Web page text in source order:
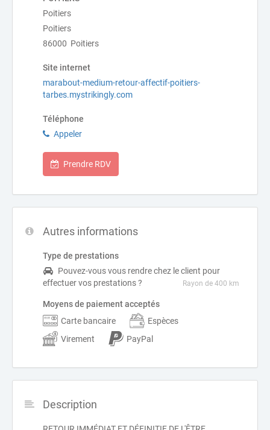
Poitiers
Poitiers
86000 Poitiers
Site internet
marabout-medium-retour-affectif-poitiers-
tarbes.mystrikingly.com
Téléphone
Appeler
Prendre RDV
Autres informations
Type de prestations
Pouvez-vous vous rendre chez le client pour
effectuer vos prestations ?
Rayon de 400 km
Moyens de paiement acceptés
Carte bancaire
Espèces
Virement
PayPal
Description